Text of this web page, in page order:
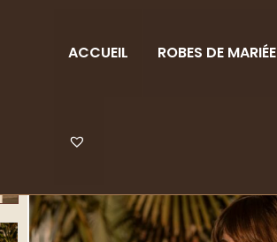
ACCUEIL ROBES DE MARIÉE